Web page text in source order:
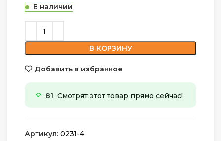
В наличии
В КОРЗИНУ
Добавить в избранное
81 Смотрят этот товар прямо сейчас!
Артикул: 0231-4